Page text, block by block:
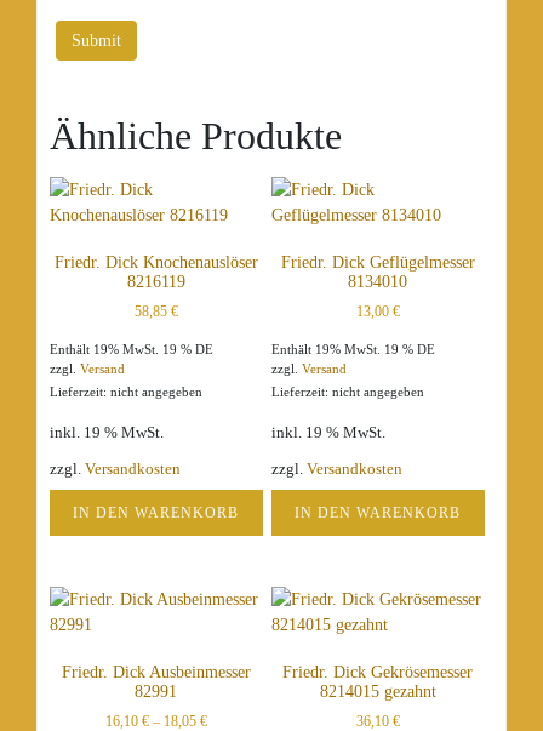
Ähnliche Produkte
Friedr. Dick Knochenauslöser
8216119
58,85 €
Enthält 19% MwSt. 19 % DE
zzgl. Versand
Lieferzeit: nicht angegeben
inkl. 19 % MwSt.
zzgl. Versandkosten
IN DEN WARENKORB
Friedr. Dick Geflügelmesser
8134010
13,00 €
Enthält 19% MwSt. 19 % DE
zzgl.Versand
Lieferzeit: nicht angegeben
inkl. 19 % MwSt.
zzgl.Versandkosten
IN DEN WARENKORB
Friedr. Dick Ausbeinmesser
82991
16,10 €– 18,05 €
Friedr. Dick Gekrösemesser
8214015 gezahnt
36,10 €